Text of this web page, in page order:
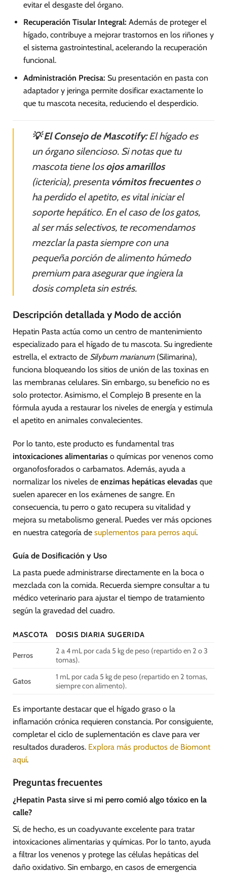
evitar el desgaste del órgano.
Recuperación Tisular Integral: Además de proteger el
hígado, contribuye a mejorar trastornos en los riñones y
el sistema gastrointestinal, acelerando la recuperación
funcional.
Administración Precisa: Su presentación en pasta con
adaptador y jeringa permite dosificar exactamente lo
que tu mascota necesita, reduciendo el desperdicio.
💡 El Consejo de Mascotify:El hígado es
un órgano silencioso. Si notas que tu
mascota tiene losojos amarillos
(ictericia), presenta vómitos frecuenteso
ha perdido el apetito, es vital iniciar el
soporte hepático. En el caso de los gatos,
al ser más selectivos, te recomendamos
mezclar la pasta siempre con una
pequeña porción de alimento húmedo
premium para asegurar que ingiera la
dosis completa sin estrés.
Descripción detallada y Modo de acción
Hepatin Pasta actúa como un centro de mantenimiento
especializado para el hígado de tu mascota. Su ingrediente
estrella, el extracto de Silybum marianum(Silimarina),
funciona bloqueando los sitios de unión de las toxinas en
las membranas celulares. Sin embargo, su beneficio no es
solo protector. Asimismo, el Complejo B presente en la
fórmula ayuda a restaurar los niveles de energía y estimula
el apetito en animales convalecientes.
Por lo tanto, este producto es fundamental tras
intoxicaciones alimentarias o químicas por venenos como
organofosforados o carbamatos. Además, ayuda a
normalizar los niveles de enzimas hepáticas elevadas que
suelen aparecer en los exámenes de sangre. En
consecuencia, tu perro o gato recupera su vitalidad y
mejora su metabolismo general. Puedes ver más opciones
en nuestra categoría de suplementos para perros aquí.
Guía de Dosificación y Uso
La pasta puede administrarse directamente en la boca o
mezclada con la comida. Recuerda siempre consultar a tu
médico veterinario para ajustar el tiempo de tratamiento
según la gravedad del cuadro.
MASCOTA DOSIS DIARIA SUGERIDA
Perros
2 a 4 mL por cada 5 kg de peso (repartido en 2 o 3
tomas).
Gatos
1 mL por cada 5 kg de peso (repartido en 2 tomas,
siempre con alimento).
Es importante destacar que el hígado graso o la
inflamación crónica requieren constancia. Por consiguiente,
completar el ciclo de suplementación es clave para ver
resultados duraderos. Explora más productos de Biomont
aquí.
Preguntas frecuentes
¿Hepatin Pasta sirve si mi perro comió algo tóxico en la
calle?
Sí, de hecho, es un coadyuvante excelente para tratar
intoxicaciones alimentarias y químicas. Por lo tanto, ayuda
a filtrar los venenos y protege las células hepáticas del
daño oxidativo. Sin embargo, en casos de emergencia